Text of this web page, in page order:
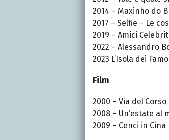
2014 – Maxinho do
2017 – Selfie – Le
2019 – Amici
2022 – Alessandro
2023 L’Isola dei
Film
2000 – Via del Corso
2008 – Un’estate al
2009 – Cenci in Cina